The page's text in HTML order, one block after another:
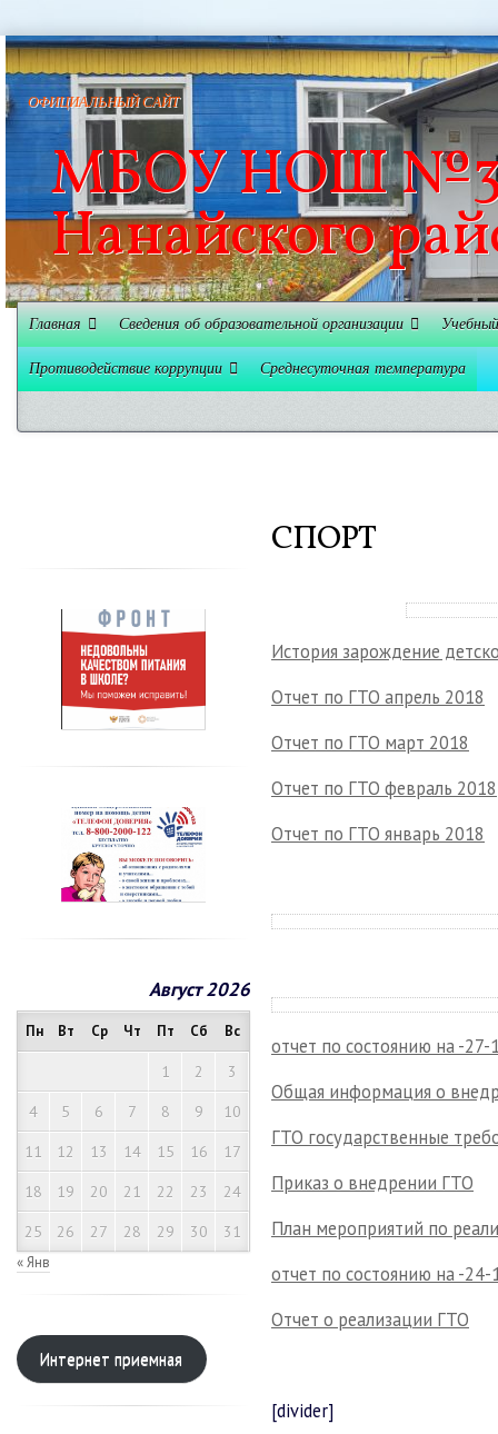
МБОУ НОШ №3
Нанайского
ОФИЦИАЛЬНЫЙ САЙТ
Главная Сведения об образовательной организации
Противодействие коррупции Среднесуточная температура
СПОРТ
История зарождение
Отчет по ГТО апрель 2018
Отчет по ГТО март 2018
Отчет по ГТО февраль 2018
Отчет по ГТО январь 2018
отчет по состоянию на -27-
Общая информация о
ГТО государственные
Приказ о внедрении ГТО
План мероприятий по
отчет по состоянию на -
Отчет о реализации ГТО
[divider]
Август 2026
Пн Вт Ср Чт Пт Сб Вс
1 2
3
4
5 6 7 8 9
10
11
12 13 14 15 16
17
18
19 20 21 22 23
24
25
26 27 28 29 30 31
« Янв
Интернет приемная